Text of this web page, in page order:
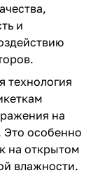
и
технология
на
Это особенно
на открытом
влажности.